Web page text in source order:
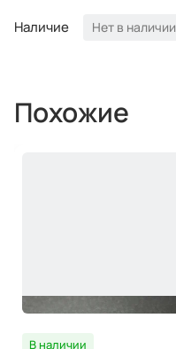
Наличие Нет в наличии
Похожие
В наличии